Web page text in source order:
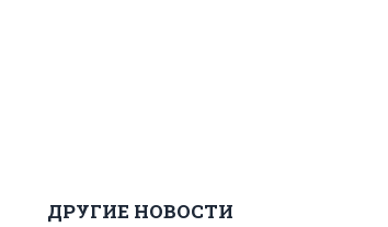
ДРУГИЕ НОВОСТИ